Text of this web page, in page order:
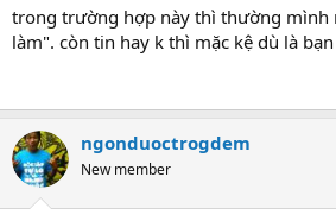
trong trường hợp này thì thường mình
làm". còn tin hay k thì mặc kệ dù là
ngonduoctrogdem
New member